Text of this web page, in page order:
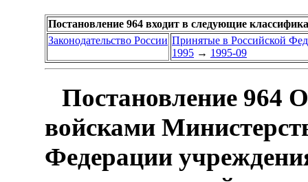
Постановление 964 входит в следующие
Законодательство России Принятые в Российской
1995 → 1995-09
Постановление 964
войсками
Федерации